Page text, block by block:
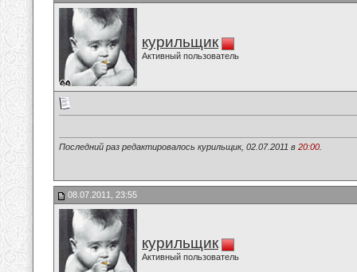
курильщик
Активный пользователь
Последний раз редактировалось курильщик, 02.07.2011 в 20:00
08.07.2011, 23:55
курильщик
Активный пользователь